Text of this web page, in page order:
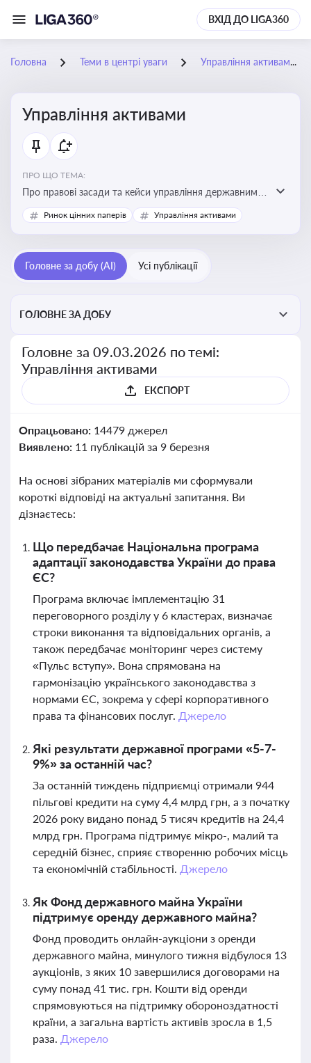
ВХІД ДО LIGA360
Головна Теми в центрі уваги Управління активами
Управління активами
ПРО ЩО ТЕМА:
Про правові засади та кейси управління державними,
комунальними та корпоративними активами, для
юристів і керівників, які відповідають за збереження
Ринок цінних паперів Управління активами
Головне за добу (AI) Усі публікації
ГОЛОВНЕ ЗА ДОБУ
Головне за 09.03.2026 по темі:
Управління активами
ЕКСПОРТ
Опрацьовано: 14479 джерел
Виявлено: 11 публікацій за 9 березня
На основі зібраних матеріалів ми сформували
короткі відповіді на актуальні запитання. Ви
дізнаєтесь:
Що передбачає Національна програма
адаптації законодавства України до права
ЄС?
Програма включає імплементацію 31
переговорного розділу у 6 кластерах, визначає
строки виконання та відповідальних органів, а
також передбачає моніторинг через систему
«Пульс вступу». Вона спрямована на
гармонізацію українського законодавства з
нормами ЄС, зокрема у сфері корпоративного
права та фінансових послуг. Джерело
Які результати державної програми «5-7-
9%» за останній час?
За останній тиждень підприємці отримали 944
пільгові кредити на суму 4,4 млрд грн, а з початку
2026 року видано понад 5 тисяч кредитів на 24,4
млрд грн. Програма підтримує мікро-, малий та
середній бізнес, сприяє створенню робочих місць
та економічній стабільності. Джерело
Як Фонд державного майна України
підтримує оренду державного майна?
Фонд проводить онлайн-аукціони з оренди
державного майна, минулого тижня відбулося 13
аукціонів, з яких 10 завершилися договорами на
суму понад 41 тис. грн. Кошти від оренди
спрямовуються на підтримку обороноздатності
країни, а загальна вартість активів зросла в 1,5
раза. Джерело